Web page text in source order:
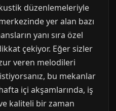
düzenlemeleriyle
yer alan bazı
yanı sıra özel
çekiyor. Eğer sizler
veren melodileri
bu mekanlar
içi akşamlarında, iş
kaliteli bir zaman